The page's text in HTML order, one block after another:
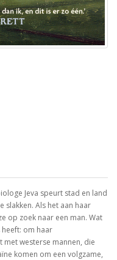
Jeva speurt stad en land
slakken. Als het aan haar
op zoek naar een man. Wat
heeft: om haar
met westerse mannen, die
komen om een volgzame,